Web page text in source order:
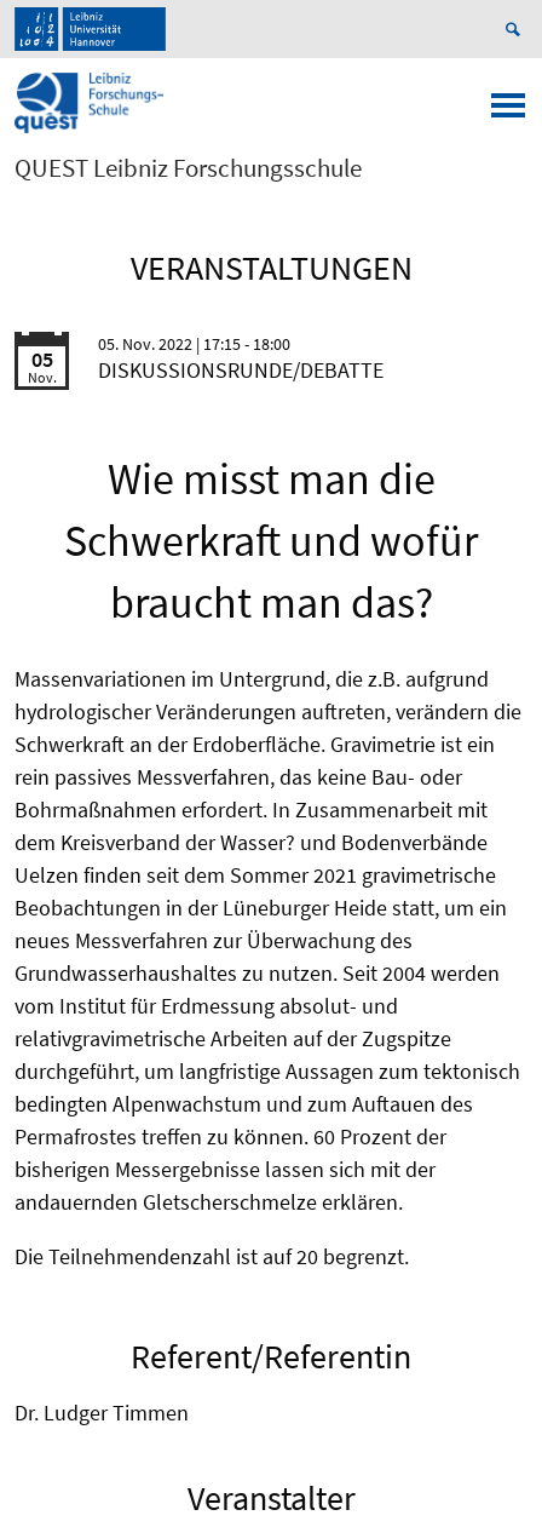
QUEST Leibniz Forschungsschule
VERANSTALTUNGEN
05
Nov.
05. Nov. 2022 | 17:15 - 18:00
DISKUSSIONSRUNDE/DEBATTE
Wie misst man die
Schwerkraft und wofür
braucht man das?
Massenvariationen im Untergrund, die z.B. aufgrund
hydrologischer Veränderungen auftreten, verändern die
Schwerkraft an der Erdoberfläche. Gravimetrie ist ein
rein passives Messverfahren, das keine Bau- oder
Bohrmaßnahmen erfordert. In Zusammenarbeit mit
dem Kreisverband der Wasser? und Bodenverbände
Uelzen finden seit dem Sommer 2021 gravimetrische
Beobachtungen in derLüneburgerHeide statt, um ein
neues Messverfahren zur Überwachung des
Grundwasserhaushaltes zu nutzen. Seit 2004 werden
vom Institut für Erdmessung absolut- und
relativgravimetrischeArbeiten auf der Zugspitze
durchgeführt, um langfristige Aussagen zum tektonisch
bedingten Alpenwachstum und zum Auftauen des
Permafrostes treffen zu können. 60 Prozent der
bisherigen Messergebnisse lassen sich mit der
andauernden Gletscherschmelze erklären.
DieTeilnehmendenzahl ist auf 20 begrenzt.
Referent/Referentin
Dr. Ludger Timmen
Veranstalter